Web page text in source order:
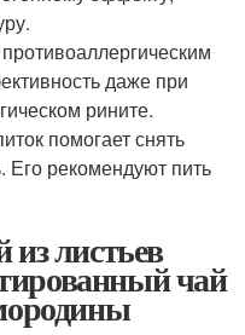
даже при
рините.
помогает снять
Его рекомендуют пить
листьев
чай